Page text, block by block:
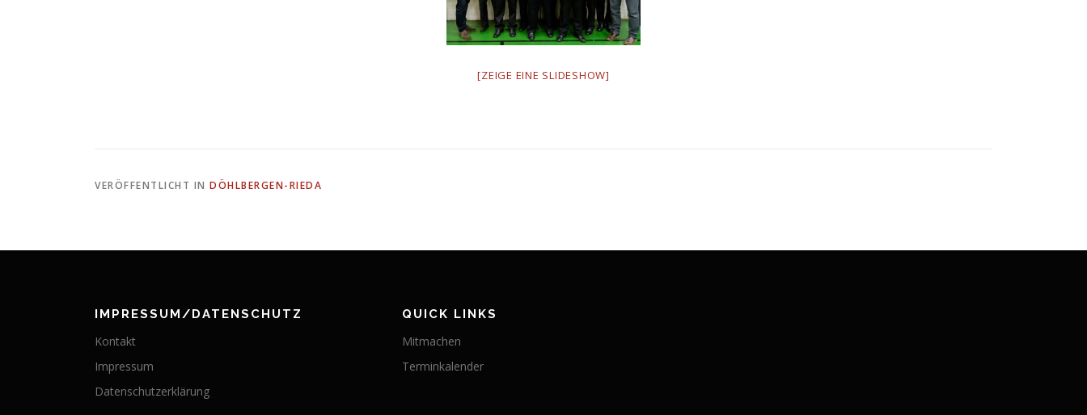
[ZEIGE EINE SLIDESHOW]
VERÖFFENTLICHT IN DÖHLBERGEN-RIEDA
IMPRESSUM/DATENSCHUTZ
Kontakt
Impressum
Datenschutzerklärung
QUICK LINKS
Mitmachen
Terminkalender